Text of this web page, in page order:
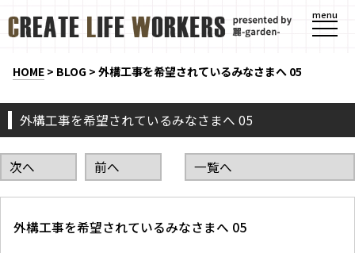
menu
HOME > BLOG > 外構工事を希望されているみなさまへ 05
外構工事を希望されているみなさまへ 05
次へ 前へ 一覧へ
外構工事を希望されているみなさまへ 05